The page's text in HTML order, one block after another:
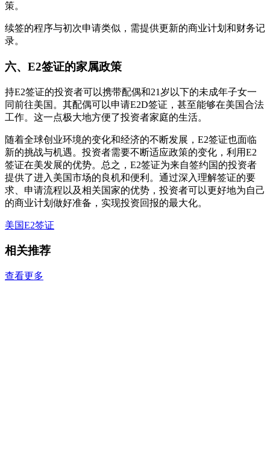
策。
续签的程序与初次申请类似，需提供更新的商业计划和财务记
录。
六、E2签证的家属政策
持E2签证的投资者可以携带配偶和21岁以下的未成年子女一
同前往美国。其配偶可以申请E2D签证，甚至能够在美国合法
工作。这一点极大地方便了投资者家庭的生活。
随着全球创业环境的变化和经济的不断发展，E2签证也面临
新的挑战与机遇。投资者需要不断适应政策的变化，利用E2
签证在美发展的优势。总之，E2签证为来自签约国的投资者
提供了进入美国市场的良机和便利。通过深入理解签证的要
求、申请流程以及相关国家的优势，投资者可以更好地为自己
的商业计划做好准备，实现投资回报的最大化。
美国E2签证
相关推荐
查看更多